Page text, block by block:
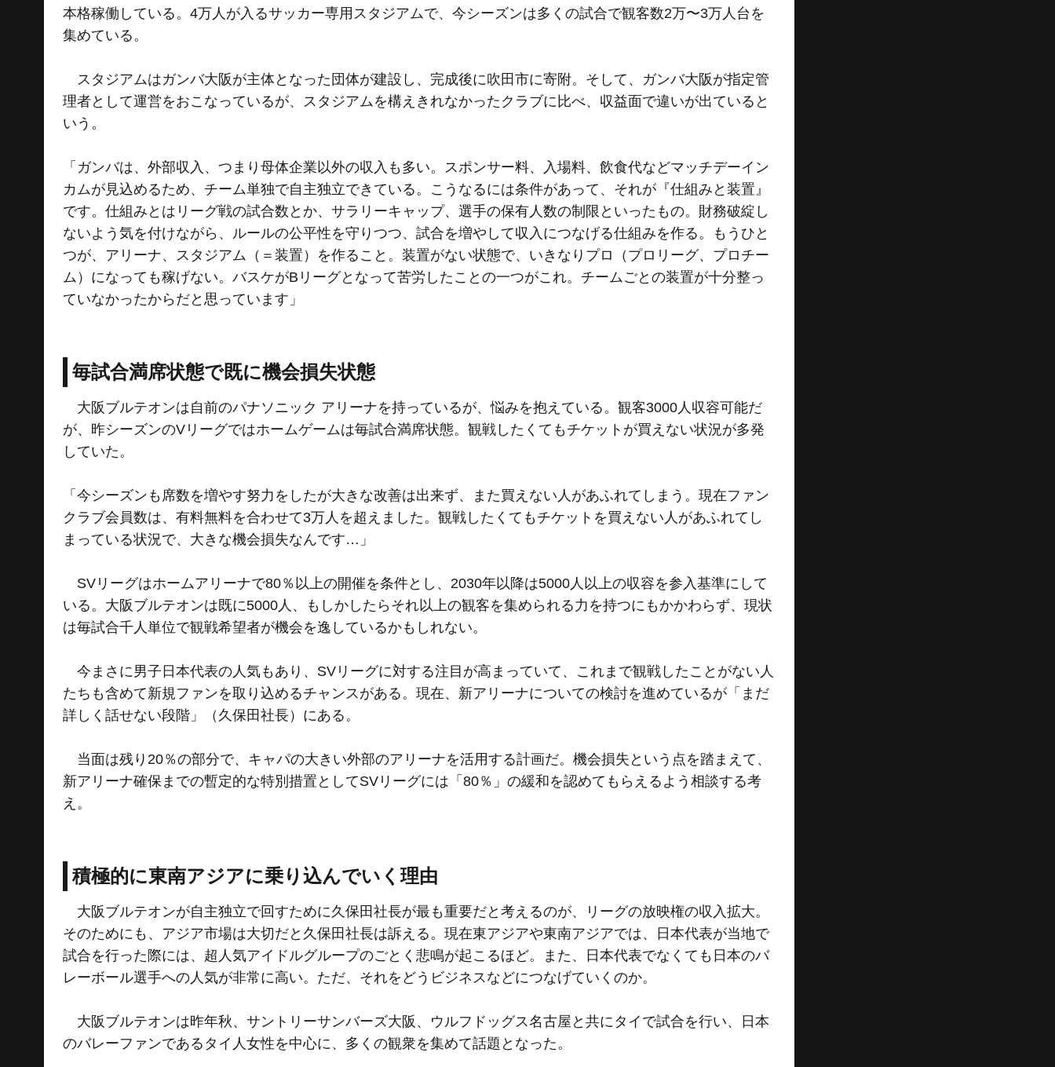
本格稼働している。4万人が入るサッカー専用スタジアムで、今シーズンは多くの試合で観客数2万〜3万人台を
集めている。
スタジアムはガンバ大阪が主体となった団体が建設し、完成後に吹田市に寄附。そして、ガンバ大阪が指定管
理者として運営をおこなっているが、スタジアムを構えきれなかったクラブに比べ、収益面で違いが出ていると
いう。
「ガンバは、外部収入、つまり母体企業以外の収入も多い。スポンサー料、入場料、飲食代などマッチデーイン
カムが見込めるため、チーム単独で自主独立できている。こうなるには条件があって、それが『仕組みと装置』
です。仕組みとはリーグ戦の試合数とか、サラリーキャップ、選手の保有人数の制限といったもの。財務破綻し
ないよう気を付けながら、ルールの公平性を守りつつ、試合を増やして収入につなげる仕組みを作る。もうひと
つが、アリーナ、スタジアム（＝装置）を作ること。装置がない状態で、いきなりプロ（プロリーグ、プロチー
ム）になっても稼げない。バスケがBリーグとなって苦労したことの一つがこれ。チームごとの装置が十分整っ
ていなかったからだと思っています」
毎試合満席状態で既に機会損失状態
大阪ブルテオンは自前のパナソニック アリーナを持っているが、悩みを抱えている。観客3000人収容可能だ
が、昨シーズンのVリーグではホームゲームは毎試合満席状態。観戦したくてもチケットが買えない状況が多発
していた。
「今シーズンも席数を増やす努力をしたが大きな改善は出来ず、また買えない人があふれてしまう。現在ファン
クラブ会員数は、有料無料を合わせて3万人を超えました。観戦したくてもチケットを買えない人があふれてし
まっている状況で、大きな機会損失なんです…」
SVリーグはホームアリーナで80％以上の開催を条件とし、2030年以降は5000人以上の収容を参入基準にして
いる。大阪ブルテオンは既に5000人、もしかしたらそれ以上の観客を集められる力を持つにもかかわらず、現状
は毎試合千人単位で観戦希望者が機会を逸しているかもしれない。
今まさに男子日本代表の人気もあり、SVリーグに対する注目が高まっていて、これまで観戦したことがない人
たちも含めて新規ファンを取り込めるチャンスがある。現在、新アリーナについての検討を進めているが「まだ
詳しく話せない段階」（久保田社長）にある。
当面は残り20％の部分で、キャパの大きい外部のアリーナを活用する計画だ。機会損失という点を踏まえて、
新アリーナ確保までの暫定的な特別措置としてSVリーグには「80％」の緩和を認めてもらえるよう相談する考
え。
積極的に東南アジアに乗り込んでいく理由
大阪ブルテオンが自主独立で回すために久保田社長が最も重要だと考えるのが、リーグの放映権の収入拡大。
そのためにも、アジア市場は大切だと久保田社長は訴える。現在東アジアや東南アジアでは、日本代表が当地で
試合を行った際には、超人気アイドルグループのごとく悲鳴が起こるほど。また、日本代表でなくても日本のバ
レーボール選手への人気が非常に高い。ただ、それをどうビジネスなどにつなげていくのか。
大阪ブルテオンは昨年秋、サントリーサンバーズ大阪、ウルフドッグス名古屋と共にタイで試合を行い、日本
のバレーファンであるタイ人女性を中心に、多くの観衆を集めて話題となった。